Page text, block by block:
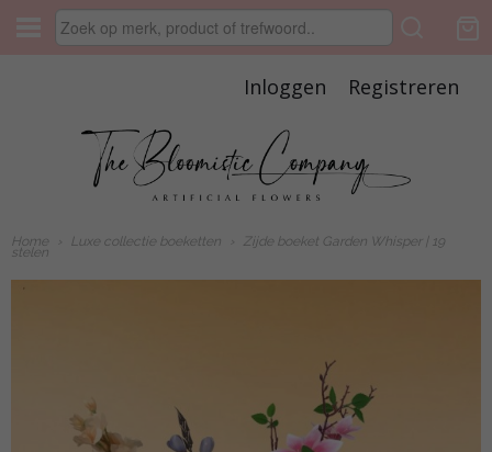
Inloggen Registreren
Home Luxe collectie boeketten Zijde boeket Garden Whisper | 19
stelen